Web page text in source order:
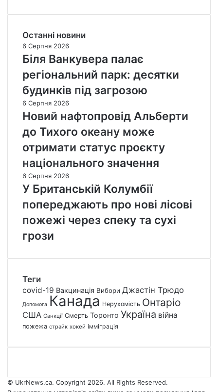
Останні новини
6 Серпня 2026
Біля Ванкувера палає
регіональний парк: десятки
будинків під загрозою
6 Серпня 2026
Новий нафтопровід Альберти
до Тихого океану може
отримати статус проєкту
національного значення
6 Серпня 2026
У Британській Колумбії
попереджають про нові лісові
пожежі через спеку та сухі
грози
Теги
covid-19 Вакцинація Вибори Джастін Трюдо
Допомога Канада Нерухомість Онтаріо
США Санкції Смерть Торонто Україна війна
пожежа страйк хокей імміграція
© UkrNews.ca. Copyright 2026. All Rights Reserved.